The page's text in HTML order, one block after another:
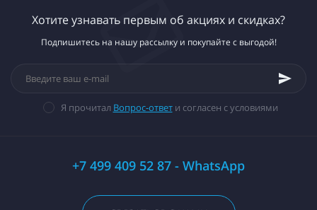
Хотите узнавать первым об акциях и скидках?
Подпишитесь на нашу рассылку и покупайте с выгодой!
Я прочитал Вопрос-ответи согласен с условиями
+7 499 409 52 87 - WhatsApp